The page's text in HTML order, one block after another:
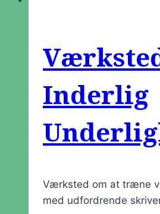
Inderlig
Værksted om at træne
med udfordrende